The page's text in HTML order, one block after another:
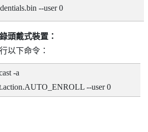
--user 0
頭戴式裝置：
以下命令：
-a
--user 0